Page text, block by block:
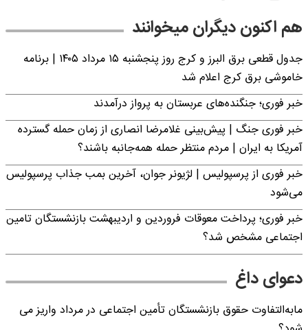
هم اکنون دیگران میخوانند
جدول قطعی برق البرز و کرج روز پنجشنبه ۱۵ مرداد ۱۴۰۵ | برنامه
خاموشی برق کرج اعلام شد
خبر فوری؛ جنگنده‌های عربستان به پرواز درآمدند
خبر فوری جنگ | پیش‌بینی غلامرضا انصاری از زمان حمله گسترده
آمریکا به ایران | مردم منتظر حمله همه‌جانبه باشند؟
خبر فوری از پرسپولیس | لژیونر جوان، آخرین بمب جذاب پرسپولیس
می‌شود
خبر فوری؛ پرداخت معوقات فروردین و اردیبهشت بازنشستگان تامین
اجتماعی مشخص شد؟
دعوای داغ
مابه‌التفاوت حقوق بازنشستگان تأمین اجتماعی در مرداد واریز می